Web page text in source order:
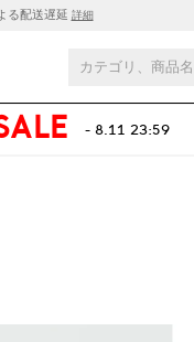
る配送遅延 詳細
- 8.11 23:59